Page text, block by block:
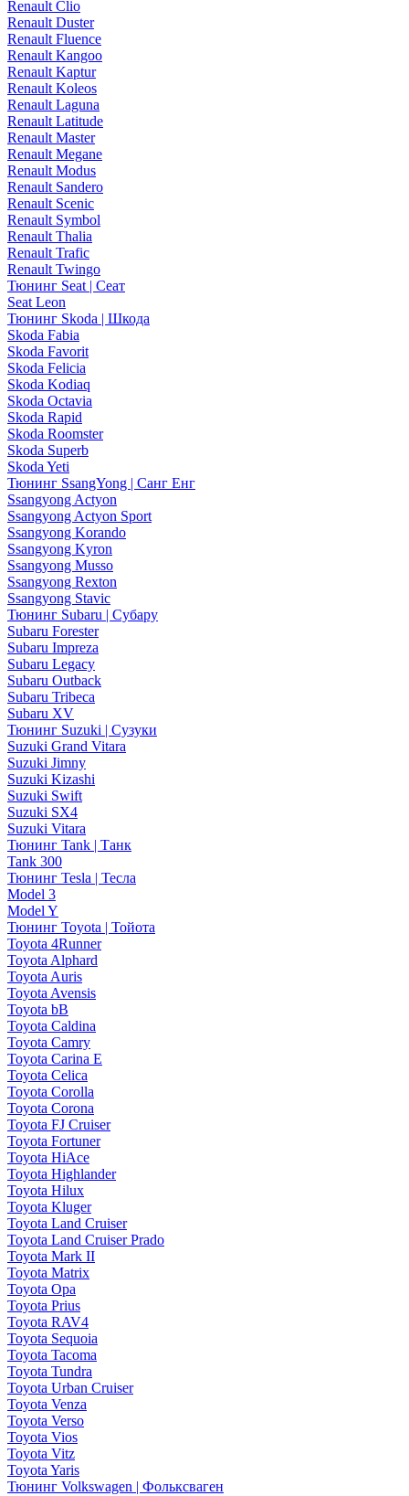
Renault Clio
Renault Duster
Renault Fluence
Renault Kangoo
Renault Kaptur
Renault Koleos
Renault Laguna
Renault Latitude
Renault Master
Renault Megane
Renault Modus
Renault Sandero
Renault Scenic
Renault Symbol
Renault Thalia
Renault Trafic
Renault Twingo
Тюнинг Seat | Сеат
Seat Leon
Тюнинг Skoda | Шкода
Skoda Fabia
Skoda Favorit
Skoda Felicia
Skoda Kodiaq
Skoda Octavia
Skoda Rapid
Skoda Roomster
Skoda Superb
Skoda Yeti
Тюнинг SsangYong | Санг Енг
Ssangyong Actyon
Ssangyong Actyon Sport
Ssangyong Korando
Ssangyong Kyron
Ssangyong Musso
Ssangyong Rexton
Ssangyong Stavic
Тюнинг Subaru | Субару
Subaru Forester
Subaru Impreza
Subaru Legacy
Subaru Outback
Subaru Tribeca
Subaru XV
Тюнинг Suzuki | Сузуки
Suzuki Grand Vitara
Suzuki Jimny
Suzuki Kizashi
Suzuki Swift
Suzuki SX4
Suzuki Vitara
Тюнинг Tank | Танк
Tank 300
Тюнинг Tesla | Тесла
Model 3
Model Y
Тюнинг Toyota | Тойота
Toyota 4Runner
Toyota Alphard
Toyota Auris
Toyota Avensis
Toyota bB
Toyota Caldina
Toyota Camry
Toyota Carina E
Toyota Celica
Toyota Corolla
Toyota Corona
Toyota FJ Cruiser
Toyota Fortuner
Toyota HiAce
Toyota Highlander
Toyota Hilux
Toyota Kluger
Toyota Land Cruiser
Toyota Land Cruiser Prado
Toyota Mark II
Toyota Matrix
Toyota Opa
Toyota Prius
Toyota RAV4
Toyota Sequoia
Toyota Tacoma
Toyota Tundra
Toyota Urban Cruiser
Toyota Venza
Toyota Verso
Toyota Vios
Toyota Vitz
Toyota Yaris
Тюнинг Volkswagen | Фольксваген